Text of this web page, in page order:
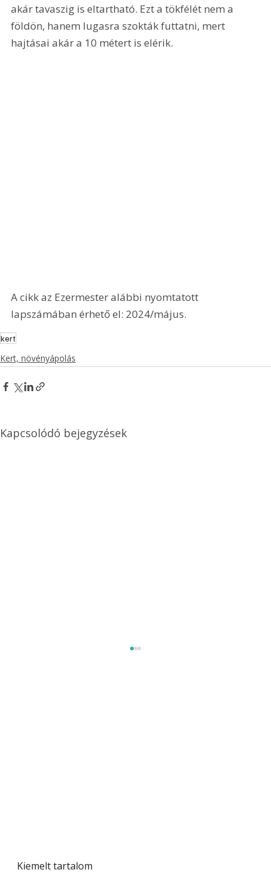
Kiemelt tartalom
akár tavaszig is eltartható. Ezt a tökfélét nem a
földön, hanem lugasra szokták futtatni, mert
hajtásai akár a 10 métert is elérik.
A cikk az Ezermester alábbi nyomtatott
lapszámában érhető el: 2024/május.
kert
Kert, növényápolás
Kapcsolódó bejegyzések